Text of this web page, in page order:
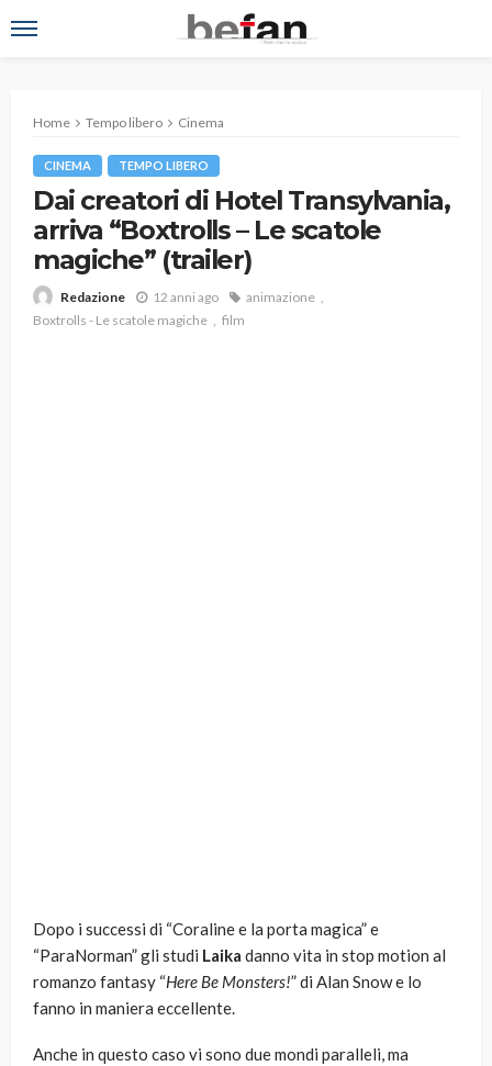
Home Tempo libero Cinema
CINEMA TEMPO LIBERO
Dai creatori di Hotel Transylvania,
arriva “Boxtrolls – Le scatole
magiche” (trailer)
Redazione 12 anni ago
animazione
Boxtrolls - Le scatole magiche
film
Dopo i successi di “Coraline e la porta magica” e
“ParaNorman” gli studi Laika danno vita in stop motion al
romanzo fantasy “Here Be Monsters!” di Alan Snow e lo
fanno in maniera eccellente.
Anche in questo caso vi sono due mondi paralleli, ma